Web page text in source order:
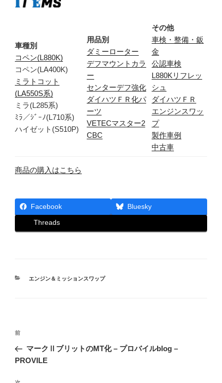
車種別
コペン(L880K)
コペン(LA400K)
ミラトコット
(LA550S系)
ミラ(L285系)
ﾐﾗ／ｼﾞｰﾉ(L710系)
ハイゼット(S510P)
用品別
ダミーローター
デフマウントカラ
ー
センターデフ強化
ダイハツＦＲ化パ
ーツ
VETECマスター2
CBC
その他
車検・整備・鈑
金
公認車検
L880Kリフレッ
シュ
ダイハツＦＲ
エンジンスワッ
プ
製作車例
中古車
商品の購入はこちら
Facebook Bluesky
Threads
カ
エンジン＆ミッションスワップ
投
ナ
前
の
投
前
マークⅡブリットのMT化 – プロバイルblog –
PROVILE